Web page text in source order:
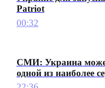
Patriot
00:32
СМИ: Украина
одной из наиболее